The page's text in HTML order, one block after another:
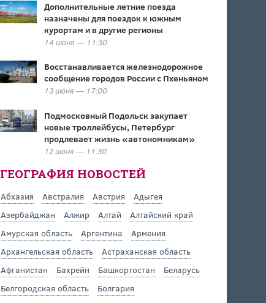
Дополнительные летние поезда
назначены для поездок к южным
курортам и в другие регионы
14 июня — 11:30
Восстанавливается железнодорожное
сообщение городов России с Пхеньяном
13 июня — 17:00
Подмосковный Подольск закупает
новые троллейбусы, Петербург
продлевает жизнь «автономникам»
12 июня — 11:30
ГЕОГРАФИЯ НОВОСТЕЙ
Абхазия Австралия Австрия
Адыгея
Азербайджан
Алжир Алтай
Алтайский край
Амурская область
Аргентина
Армения
Архангельская область
Астраханская область
Афганистан
Бахрейн Башкортостан
Беларусь
Белгородская область
Болгария